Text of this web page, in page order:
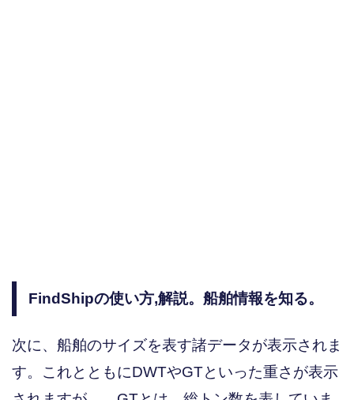
FindShipの使い方,解説。船舶情報を知る。
次に、船舶のサイズを表す諸データが表示されま
す。これとともにDWTやGTといった重さが表示